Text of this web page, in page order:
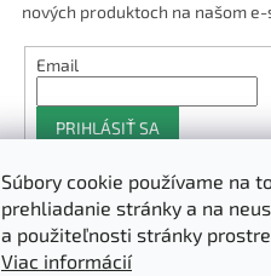
Súbory cookie používame na
prehliadanie stránky a na
a použiteľnosti stránky
Viac informácií
nových produktoch na našom e-
Email
PRIHLÁSIŤ SA